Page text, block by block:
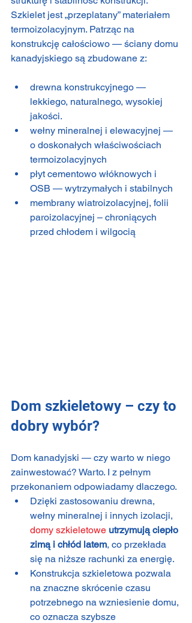
Szkielet jest „przeplatany” materiałem
termoizolacyjnym. Patrząc na
konstrukcję całościowo — ściany domu
kanadyjskiego są zbudowane z:
drewna konstrukcyjnego —
lekkiego, naturalnego, wysokiej
jakości.
wełny mineralnej i elewacyjnej —
o doskonałych właściwościach
termoizolacyjnych
płyt cementowo włóknowych i
OSB — wytrzymałych i stabilnych
membrany wiatroizolacyjnej, folii
paroizolacyjnej – chroniących
przed chłodem i wilgocią
Dom szkieletowy – czy to
dobry wybór?
Dom kanadyjski — czy warto w niego
zainwestować? Warto. I z pełnym
przekonaniem odpowiadamy dlaczego.
Dzięki zastosowaniu drewna,
wełny mineralnej i innych izolacji,
domy szkieletowe utrzymują ciepło
zimą i chłód latem, co przekłada
się na niższe rachunki za energię.
Konstrukcja szkieletowa pozwala
na znaczne skrócenie czasu
potrzebnego na wzniesienie domu,
co oznacza szybsze